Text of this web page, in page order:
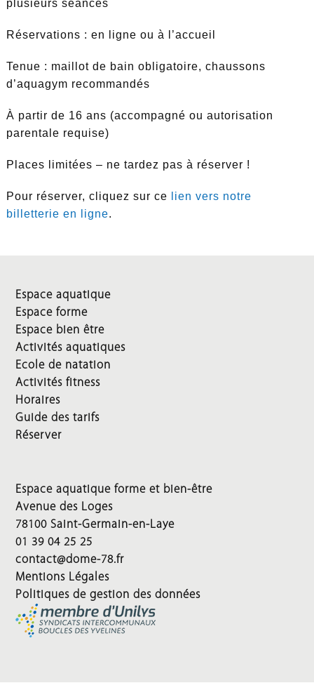
plusieurs séances
Réservations : en ligne ou à l’accueil
Tenue : maillot de bain obligatoire, chaussons
d’aquagym recommandés
À partir de 16 ans (accompagné ou autorisation
parentale requise)
Places limitées – ne tardez pas à réserver !
Pour réserver, cliquez sur ce
lien vers notre
billetterie en ligne.
Espace aquatique
Espace forme
Espace bien être
Activités aquatiques
Ecole de natation
Activités fitness
Horaires
Guide des tarifs
Réserver
Espace aquatique forme et bien-être
Avenue des Loges
78100 Saint-Germain-en-Laye
01 39 04 25 25
contact@dome-78.fr
Mentions Légales
Politiques de gestion des données